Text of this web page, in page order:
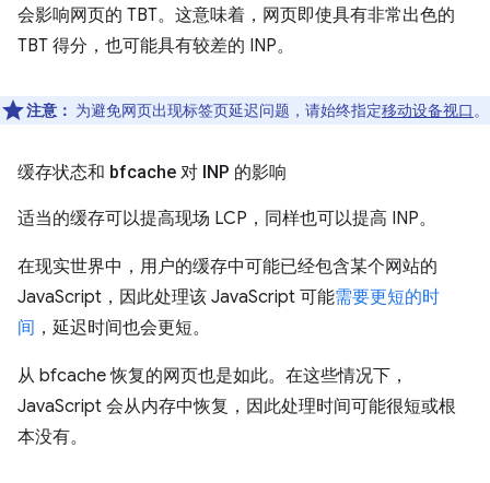
会影响网页的 TBT。这意味着，网页即使具有非常出色的
TBT 得分，也可能具有较差的 INP。
注意： 为避免网页出现标签页延迟问题，请始终指定移动设备视口。
缓存状态和 bfcache 对 INP 的影响
适当的缓存可以提高现场 LCP，同样也可以提高 INP。
在现实世界中，用户的缓存中可能已经包含某个网站的
JavaScript，因此处理该 JavaScript 可能需要更短的时
间 ，延迟时间也会更短。
从 bfcache 恢复的网页也是如此。在这些情况下，
JavaScript 会从内存中恢复，因此处理时间可能很短或根
本没有。